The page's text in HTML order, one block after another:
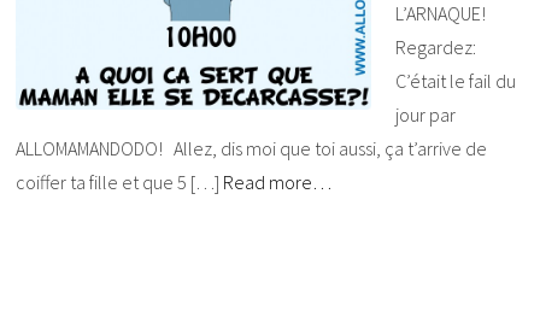
L’ARNAQUE!
Regardez:
C’était le fail du
jour par
ALLOMAMANDODO! Allez, dis moi que toi aussi, ça t’arrive de
coiffer ta fille et que 5 […] Read more…